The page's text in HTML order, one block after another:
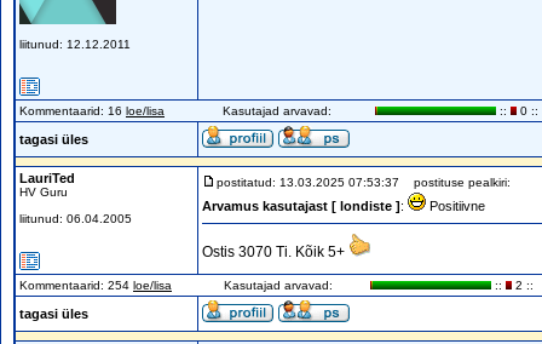
liitunud: 12.12.2011
Kommentaarid: 16 loe/lisa Kasutajad arvavad: :: 0 ::
tagasi üles
LauriTed
HV Guru
liitunud: 06.04.2005
postitatud: 13.03.2025 07:53:37 postituse pealkiri:
Arvamus kasutajast [ londiste ]: Positiivne
Ostis 3070 Ti. Kõik 5+
Kommentaarid: 254 loe/lisa Kasutajad arvavad: :: 2 ::
tagasi üles